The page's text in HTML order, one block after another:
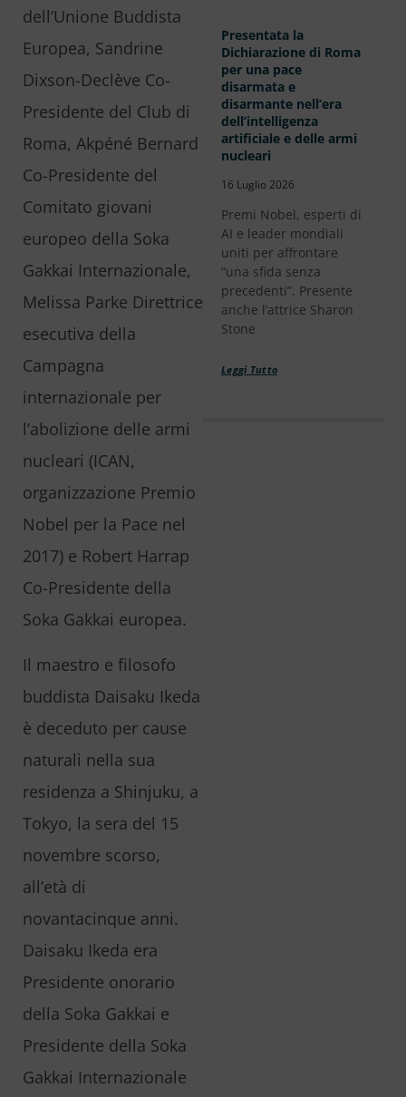
dell’Unione Buddista
Europea, Sandrine
Dixson-Declève Co-
Presidente del Club di
Roma, Akpéné Bernard
Co-Presidente del
Comitato giovani
europeo della Soka
Gakkai Internazionale,
Melissa Parke Direttrice
esecutiva della
Campagna
internazionale per
l’abolizione delle armi
nucleari (ICAN,
organizzazione Premio
Nobel per la Pace nel
2017) e Robert Harrap
Co-Presidente della
Soka Gakkai europea.
Il maestro e filosofo
buddista Daisaku Ikeda
è deceduto per cause
naturali nella sua
residenza a Shinjuku, a
Tokyo, la sera del 15
novembre scorso,
all’età di
novantacinque anni.
Daisaku Ikeda era
Presidente onorario
della Soka Gakkai e
Presidente della Soka
Gakkai Internazionale
Presentata la
Dichiarazione di Roma
per una pace
disarmata e
disarmante nell’era
dell’intelligenza
artificiale e delle armi
nucleari
16 Luglio 2026
Premi Nobel, esperti di
AI e leader mondiali
uniti per affrontare
“una sfida senza
precedenti”. Presente
anche l’attrice Sharon
Stone
Leggi Tutto